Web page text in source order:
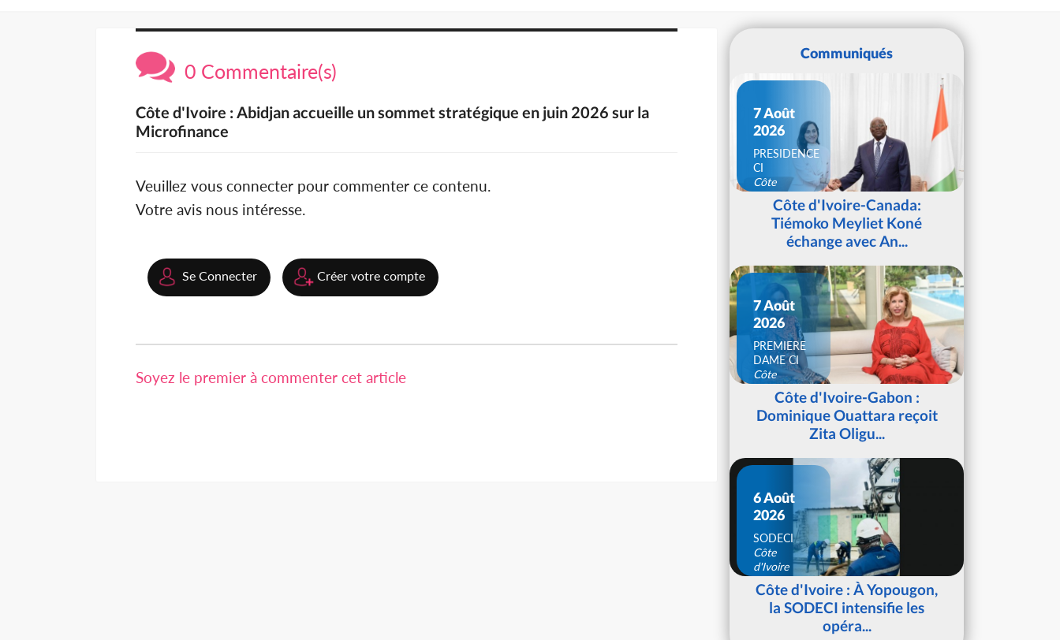
0 Commentaire(s)
Côte d'Ivoire : Abidjan accueille un sommet stratégique en juin 2026 sur la
Microfinance
Veuillez vous connecter pour commenter ce contenu.
Votre avis nous intéresse.
Se Connecter Créer votre compte
Soyez le premier à commenter cet article
Communiqués
7 Août
2026
PRESIDENCE
CI
Côte
d'IvoireCôte d'Ivoire-Canada:
Tiémoko Meyliet Koné
échange avec An...
7 Août
2026
PREMIERE
DAME CI
Côte
d'IvoireCôte d'Ivoire-Gabon :
Dominique Ouattara reçoit
Zita Oligu...
6 Août
2026
SODECI
Côte
d'Ivoire
Côte d'Ivoire : À Yopougon,
la SODECI intensifie les
opéra...